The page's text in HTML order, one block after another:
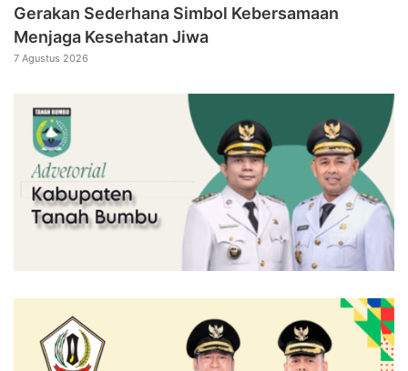
Gerakan Sederhana Simbol Kebersamaan
Menjaga Kesehatan Jiwa
7 Agustus 2026